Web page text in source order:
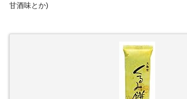
甘酒味とか)